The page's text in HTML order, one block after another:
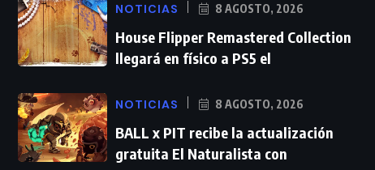
NOTICIAS 8 AGOSTO, 2026
House Flipper Remastered Collection
llegará en físico a PS5 el
NOTICIAS 8 AGOSTO, 2026
BALL x PIT recibe la actualización
gratuita El Naturalista con